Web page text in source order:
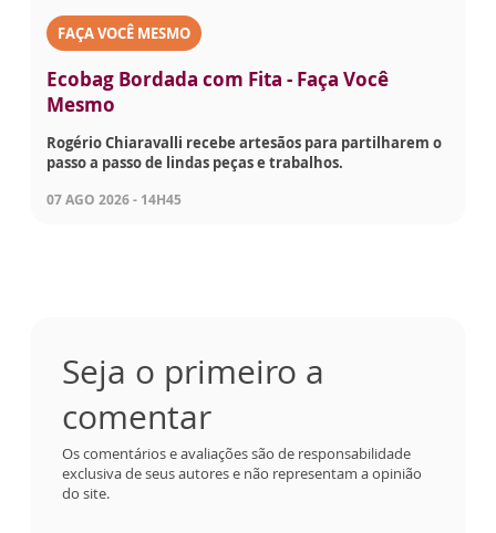
FAÇA VOCÊ MESMO
Ecobag Bordada com Fita - Faça Você
Mesmo
Rogério Chiaravalli recebe artesãos para partilharem o
passo a passo de lindas peças e trabalhos.
07 AGO 2026 - 14H45
Seja o primeiro a
comentar
Os comentários e avaliações são de responsabilidade
exclusiva de seus autores e não representam a opinião
do site.